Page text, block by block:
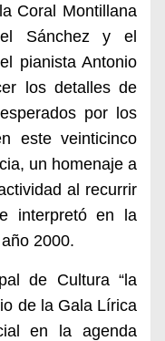
Coral Montillana
Sánchez y el
pianista Antonio
los detalles de
por los
este veinticinco
un homenaje a
al recurrir
interpretó en la
2000.
de Cultura “la
de la Gala Lírica
en la agenda